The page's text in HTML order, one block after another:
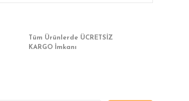
Tüm Ürünlerde ÜCRETSİZ
KARGO İmkanı